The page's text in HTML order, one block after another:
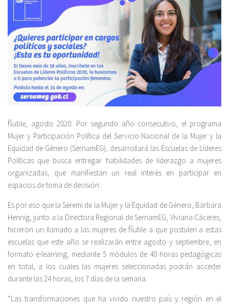
Ñuble, agosto 2020: Por segundo año consecutivo, el programa
Mujer y Participación Política del Servicio Nacional de la Mujer y la
Equidad de Género (SernamEG), desarrollará las Escuelas de Líderes
Políticas que busca entregar habilidades de liderazgo a mujeres
organizadas, que manifiestan un real interés en participar en
espacios de toma de decisión.
Es por eso que la Seremi de la Mujer y la Equidad de Género, Bárbara
Hennig, junto a la Directora Regional de SernamEG, Viviana Cáceres,
hicieron un llamado a las mujeres de Ñuble a que postulen a estas
escuelas que este año se realizarán entre agosto y septiembre, en
formato e-learning, mediante 5 módulos de 40 horas pedagógicas
en total, a los cuales las mujeres seleccionadas podrán acceder
durante las 24 horas, los 7 días de la semana.
“Las transformaciones que ha vivido nuestro país y región en el